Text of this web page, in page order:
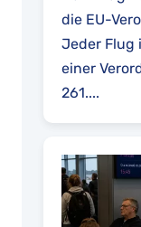
die EU-
Jeder Flug
einer
261....